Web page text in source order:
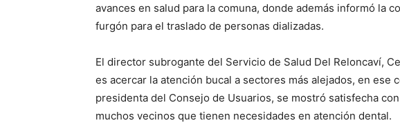
avances en salud para la comuna, donde además informó la
furgón para el traslado de personas dializadas.
El director subrogante del Servicio de Salud Del Reloncaví,
es acercar la atención bucal a sectores más alejados, en ese
presidenta del Consejo de Usuarios, se mostró satisfecha
muchos vecinos que tienen necesidades en atención dental.